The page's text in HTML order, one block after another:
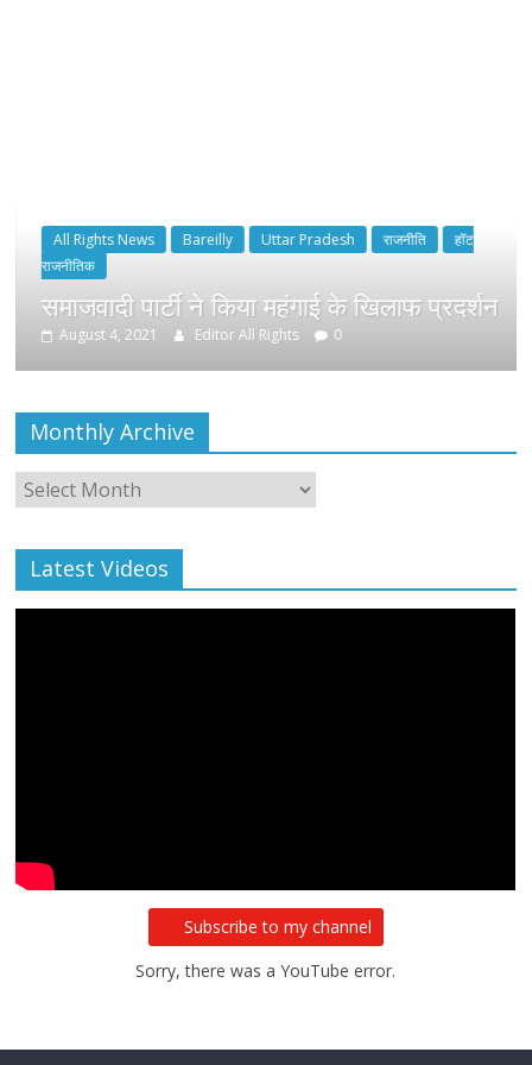
All Rights News Bareilly Uttar Pradesh राजनीति
हॉट
राजनीतिक
समाजवादी पार्टी ने किया महंगाई के खिलाफ प्रदर्शन
August 4, 2021 Editor All Rights 0
Monthly Archive
Monthly
Archive
Latest Videos
Subscribe to my channel
Sorry, there was a YouTube error.